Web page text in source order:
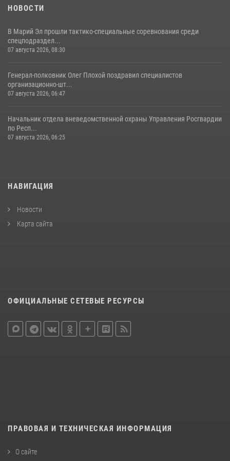
НОВОСТИ
В Марий Эл прошли тактико-специальные соревнования среди
спецподраздел...
07 августа 2026, 08:30
Генерал-полковник Олег Плохой поздравил специалистов
организационно-шт...
07 августа 2026, 06:47
Начальник отдела вневедомственной охраны Управления Росгвардии
по Респ...
07 августа 2026, 06:25
НАВИГАЦИЯ
Новости
Карта сайта
ОФИЦИАЛЬНЫЕ СЕТЕВЫЕ РЕСУРСЫ
ПРАВОВАЯ И ТЕХНИЧЕСКАЯ ИНФОРМАЦИЯ
О сайте